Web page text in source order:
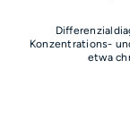
Konzentrations-
etwa